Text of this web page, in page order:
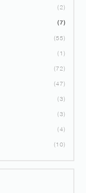
2
7
55
1
72
47
3
3
4
10